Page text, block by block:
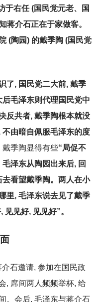
于右任 (国民党元老、国
蒋介石正在于家做客。
(陶园) 的戴季陶 (国民党
了, 国民党二大前, 戴季
毛泽东则代理国民党中
反共者, 戴季陶根本就没
由暗自佩服毛泽东的度
戴季陶显得有些“局促不
泽东从陶园出来后, 回
看望戴季陶。两人在小
里, 毛泽东说去见了戴季
见好, 见见好”。
石邀请, 参加在国民政
, 席间两人频频举杯, 给
。会后, 毛泽东与蒋介石